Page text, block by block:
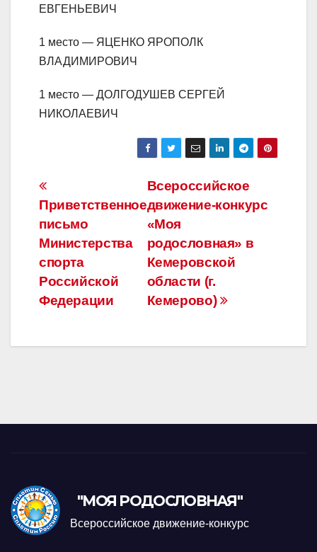
ЕВГЕНЬЕВИЧ
1 место — ЯЦЕНКО ЯРОПОЛК
ВЛАДИМИРОВИЧ
1 место — ДОЛГОДУШЕВ СЕРГЕЙ
НИКОЛАЕВИЧ
Навигация
по
записям
Всероссийское
движение-конкурс
«Моя
родословная» в
Кемеровской
области (г.
Кемерово)
Приветственное
письмо
Министерства
спорта
Российской
Федерации
"МОЯ РОДОСЛОВНАЯ"
Всероссийское движение-конкурс